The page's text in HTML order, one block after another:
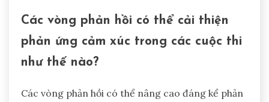
Các vòng phản hồi có thể cải thiện
phản ứng cảm xúc trong các cuộc thi
như thế nào?
Các vòng phản hồi có thể nâng cao đáng kể phản